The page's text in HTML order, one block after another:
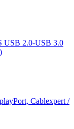
USB 2.0-USB 3.0